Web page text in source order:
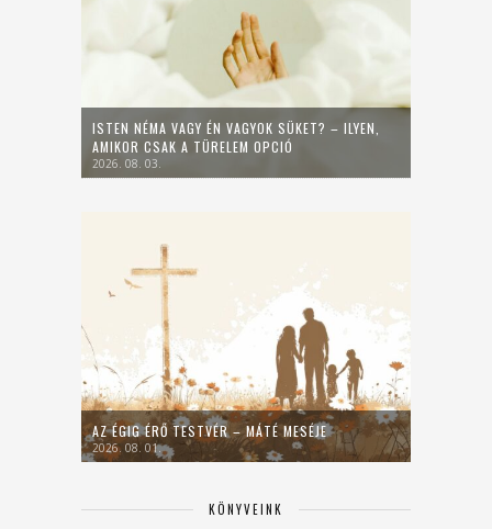
ISTEN NÉMA VAGY ÉN VAGYOK SÜKET? – ILYEN,
AMIKOR CSAK A TÜRELEM OPCIÓ
2026. 08. 03.
AZ ÉGIG ÉRŐ TESTVÉR – MÁTÉ MESÉJE
2026. 08. 01.
KÖNYVEINK